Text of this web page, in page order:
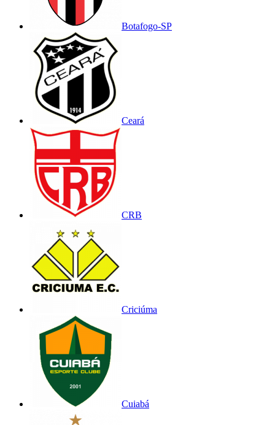
Botafogo-SP
Ceará
CRB
Criciúma
Cuiabá